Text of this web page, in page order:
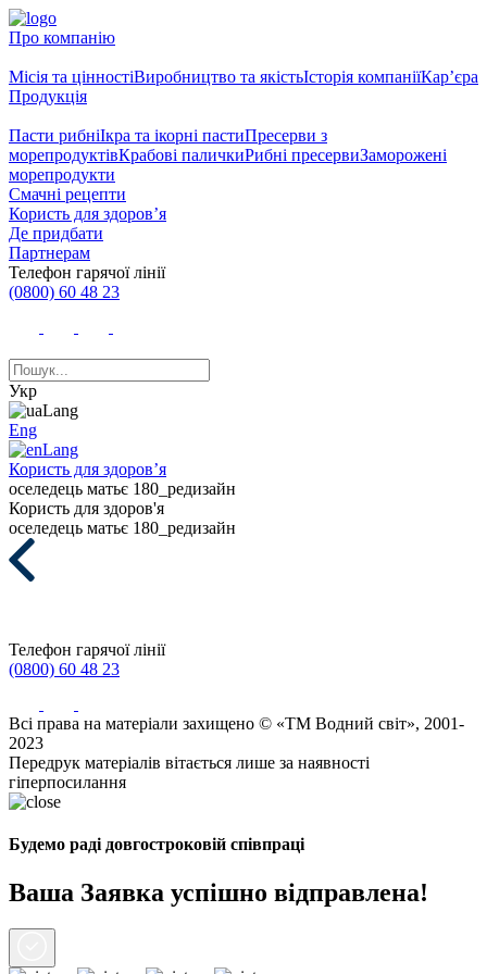
Про компанію
Місія та цінностіВиробництво та якістьІсторія компаніїКар’єра
Продукція
Пасти рибніІкра та ікорні пастиПресерви з
морепродуктівКрабові паличкиРибні пресервиЗаморожені
морепродукти
Смачні рецепти
Користь для здоров’я
Де придбати
Партнерам
Телефон гарячої лінії
(0800) 60 48 23
Укр
Eng
Користь для здоров’я
оселедець матьє 180_редизайн
Користь для здоров'я
оселедець матьє 180_редизайн
Телефон гарячої лінії
(0800) 60 48 23
Всі права на матеріали захищено © «ТМ Водний світ», 2001-
2023
Передрук матеріалів вітається лише за наявності
гіперпосилання
Будемо раді довгостроковій співпраці
Ваша Заявка успішно відправлена!